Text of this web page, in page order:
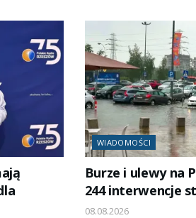
WIADOMOŚCI
Burze i ulewy na
244 interwencje
08.08.2026